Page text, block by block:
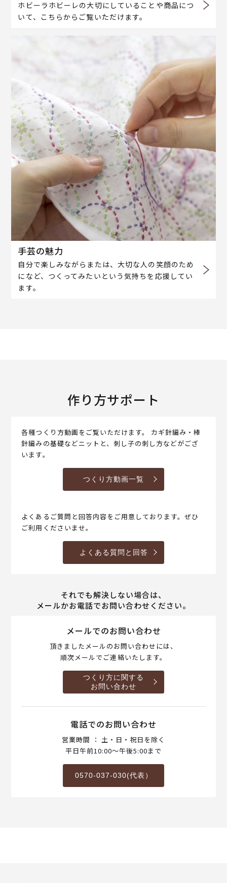
ホビーラホビーレの大切にしていることや商品につ
いて、こちらからご覧いただけます。
手芸の魅力
自分で楽しみながらまたは、大切な人の笑顔のため
になど、つくってみたいという気持ちを応援してい
ます。
作り方サポート
各種つくり方動画をご覧いただけます。 カギ針編み・棒
針編みの基礎などニットと、刺し子の刺し方などがござ
います。
つくり方動画一覧
よくあるご質問と回答内容をご用意しております。ぜひ
ご利用くださいませ。
よくある質問と回答
それでも解決しない場合は、
メールかお電話でお問い合わせください。
メールでのお問い合わせ
頂きましたメールのお問い合わせには、
順次メールでご連絡いたします。
つくり方に関する
お問い合わせ
電話でのお問い合わせ
営業時間 ： 土・日・祝日を除く
平日午前10:00～午後5:00まで
0570-037-030(代表）